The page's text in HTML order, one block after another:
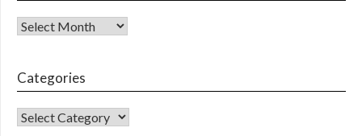
Archives
Categories
CATEGORIES